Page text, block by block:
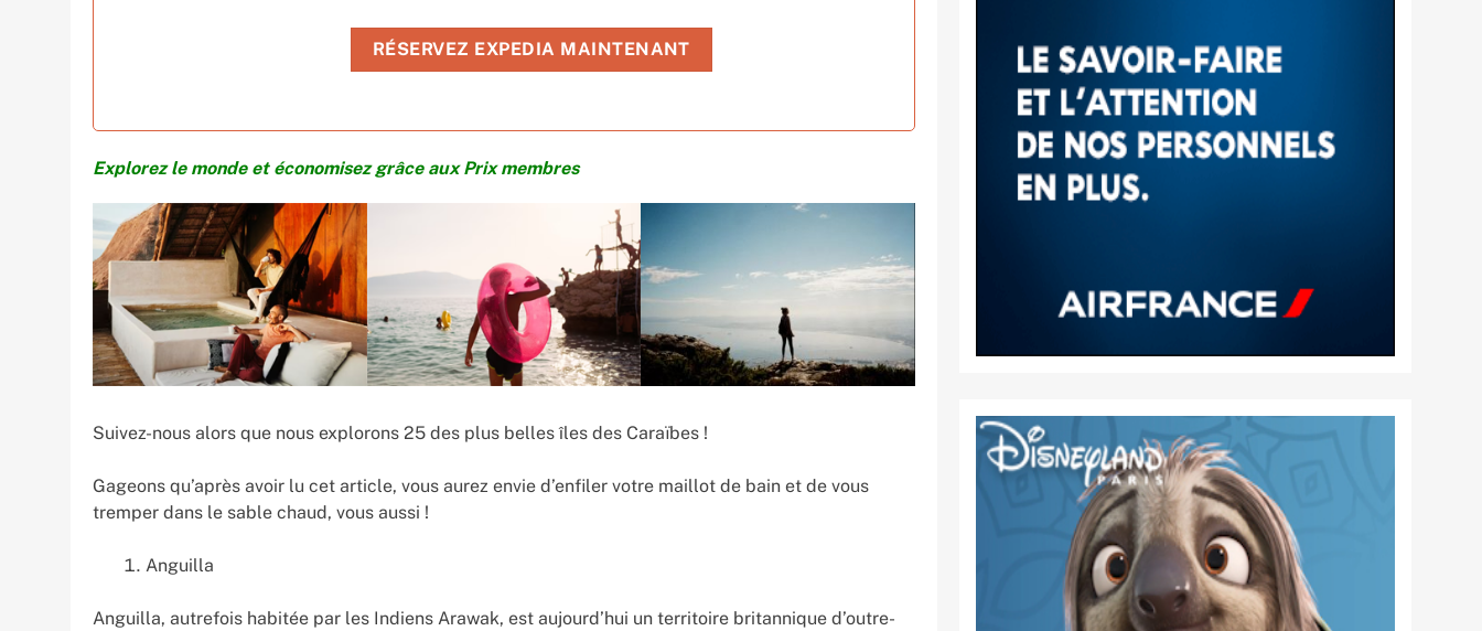
RÉSERVEZ EXPEDIA MAINTENANT
Explorez le monde et économisez grâce aux Prix membres
Suivez-nous alors que nous explorons 25 des plus belles îles des Caraïbes !
Gageons qu’après avoir lu cet article, vous aurez envie d’enfiler votre maillot de bain et de vous
tremper dans le sable chaud, vous aussi !
Anguilla
Anguilla, autrefois habitée par les Indiens Arawak, est aujourd’hui un territoire britannique d’outre-